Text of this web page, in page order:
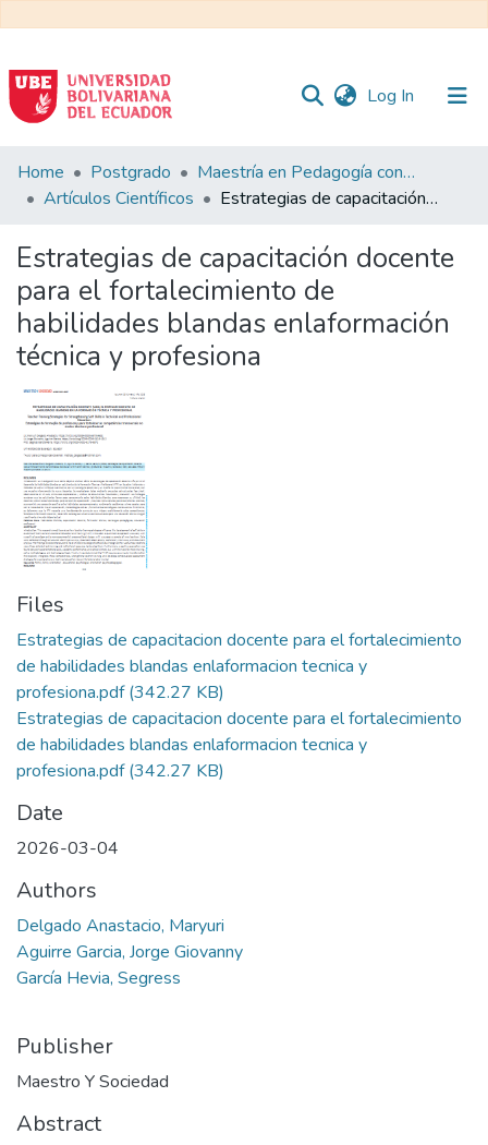
Log In (current)
Communities
&
All of DSpace
Statistics
Home Postgrado
Maestría en Pedagogía con Mención en Formación Técnica y Profesional
Artículos Científicos
Estrategias de capacitación docente para el fortalecimiento de habilidades blandas enlaformación técnica y profesiona
Estrategias de capacitación docente
para el fortalecimiento de
habilidades blandas enlaformación
técnica y profesiona
Files
Estrategias de capacitacion docente para el fortalecimiento
de habilidades blandas enlaformacion tecnica y
profesiona.pdf(342.27 KB)
Estrategias de capacitacion docente para el fortalecimiento
de habilidades blandas enlaformacion tecnica y
profesiona.pdf(342.27 KB)
Date
2026-03-04
Authors
Delgado Anastacio, Maryuri
Aguirre Garcia, Jorge Giovanny
García Hevia, Segress
Publisher
Maestro Y Sociedad
Abstract